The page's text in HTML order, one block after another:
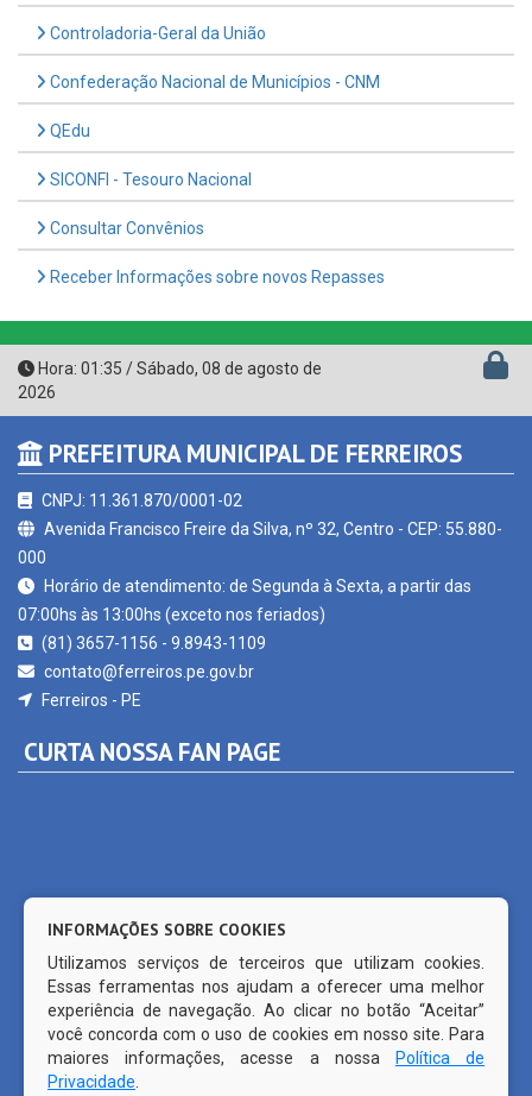
Confederação Nacional de Municípios - CNM
QEdu
SICONFI - Tesouro Nacional
Consultar Convênios
Receber Informações sobre novos Repasses
Hora:01:35/Sábado,08 de agosto de
2026
PREFEITURA MUNICIPAL DE FERREIROS
CNPJ: 11.361.870/0001-02
000
Horário de atendimento: de Segunda à Sexta, a partir das
contato@ferreiros.pe.gov.br
Ferreiros - PE
CURTA NOSSA FAN PAGE
INFORMAÇÕES SOBRE COOKIES
Utilizamos serviços de terceiros que utilizam cookies.
Essas ferramentas nos ajudam a oferecer uma melhor
experiência de navegação. Ao clicar no botão “Aceitar”
você concorda com o uso de cookies em nosso site. Para
maiores informações, acesse a nossa
Política de
Privacidade